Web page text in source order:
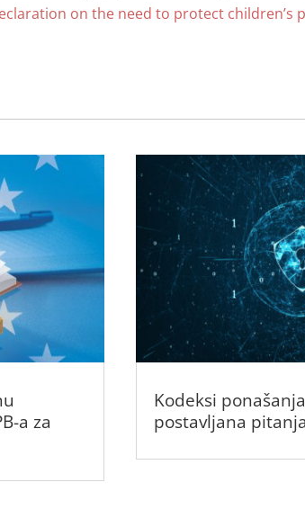
on the need to protect children’s
a za
Kodeksi
postavljana